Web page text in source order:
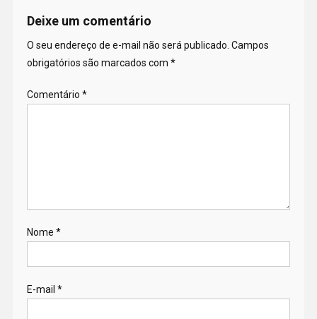
Deixe um comentário
O seu endereço de e-mail não será publicado. Campos
obrigatórios são marcados com *
Comentário *
Nome *
E-mail *